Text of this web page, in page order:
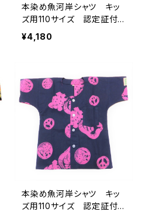
本染め魚河岸シャツ キッ
ズ用110サイズ 認定証付
き 木綿晒 平和柄 白×
ピンク 子供用 日本製
ャツ てぬぐいシャツ 濱い
ちシャツ 焼津 浜通り
港町
¥4,180
本染め魚河岸シャツ キッ
ズ用110サイズ 認定証付